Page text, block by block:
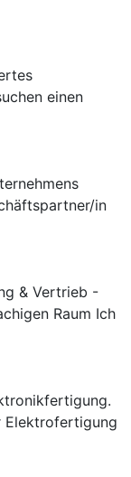
einen
in
& Vertrieb -
Raum Ich
Elektrofertigung